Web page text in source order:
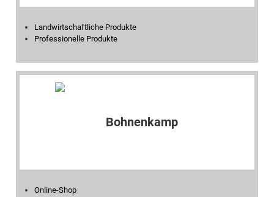
Landwirtschaftliche Produkte
Professionelle Produkte
Online-Shop